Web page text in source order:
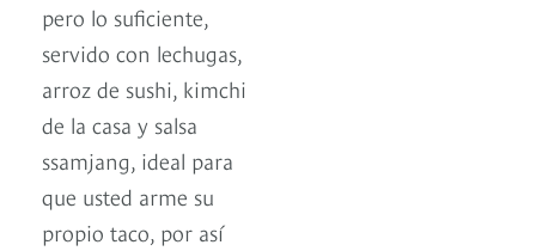
pero lo suficiente,
servido con lechugas,
arroz de sushi, kimchi
de la casa y salsa
ssamjang, ideal para
que usted arme su
propio taco, por así